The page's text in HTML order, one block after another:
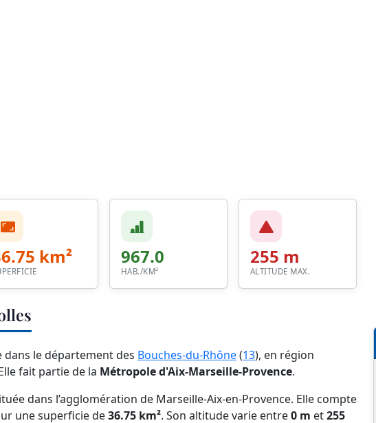
km² 967.0
HAB./KM²
255 m
ALTITUDE MAX.
dans le département des Bouches-du-Rhône(13), en région
fait partie de la Métropole d'Aix-Marseille-Provence.
dans l’agglomération de Marseille-Aix-en-Provence. Elle compte
une superficie de36.75 km². Son altitude varie entre0 m et255